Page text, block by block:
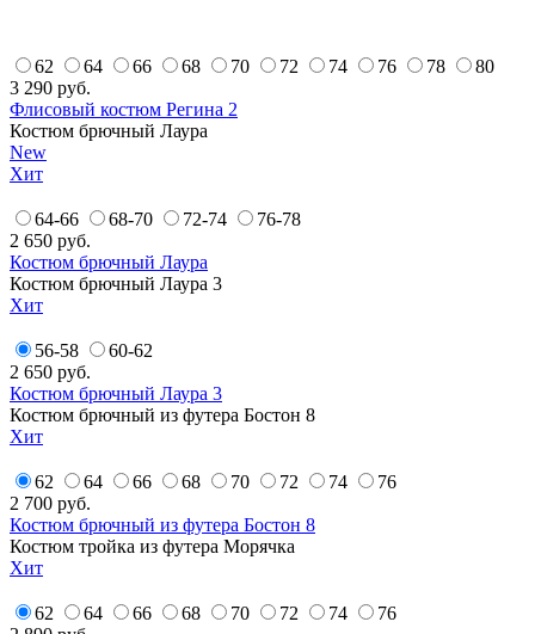
62 64 66 68 70 72 74 76 78
80
3 290 руб.
Флисовый костюм Регина 2
Костюм брючный Лаура
New
Хит
64-66 68-70 72-74
76-78
2 650 руб.
Костюм брючный Лаура
Костюм брючный Лаура 3
Хит
56-58
60-62
2 650 руб.
Костюм брючный Лаура 3
Костюм брючный из футера Бостон 8
Хит
62 64 66 68 70 72 74
76
2 700 руб.
Костюм брючный из футера Бостон 8
Костюм тройка из футера Морячка
Хит
62 64 66 68 70 72 74
76